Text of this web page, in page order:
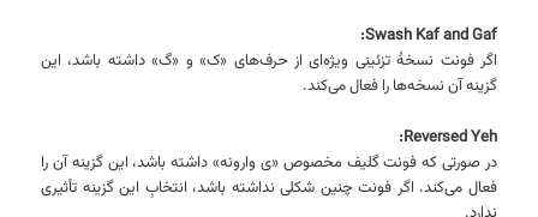
Swash Kaf and Gaf:
اگر فونت نسخهٔ تزئینی ویژه‌ای از حرف‌های «ک» و «گ» داشته باشد، این
گزینه آن نسخه‌ها را فعال می‌کند.
Reversed Yeh:
در صورتی که فونت گلیف مخصوص «ی وارونه» داشته باشد، این گزینه آن را
فعال می‌کند. اگر فونت چنین شکلی نداشته باشد، انتخابِ این گزینه تأثیری